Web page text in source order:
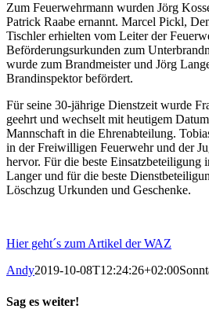
Zum Feuerwehrmann wurden Jörg
Patrick Raabe ernannt. Marcel Pickl,
Tischler erhielten vom Leiter der
Beförderungsurkunden zum
wurde zum Brandmeister und Jörg
Brandinspektor befördert.
Für seine 30-jährige Dienstzeit wurde
geehrt und wechselt mit heutigem
Mannschaft in die Ehrenabteilung.
in der Freiwilligen Feuerwehr und der
hervor. Für die beste Einsatzbeteiligung
Langer und für die beste
Löschzug Urkunden und Geschenke.
Hier geht´s zum Artikel der WAZ
Andy2019-10-08T12:24:26+02:00
Sag es weiter!